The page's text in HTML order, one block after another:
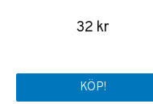
32 kr
KÖP!